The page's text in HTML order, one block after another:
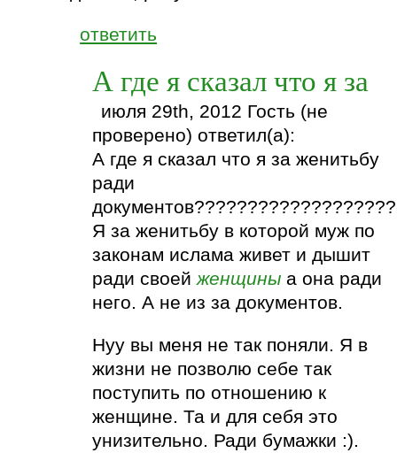
ответить
А где я сказал что я за
июля 29th, 2012 Гость (не
проверено) ответил(а):
А где я сказал что я за женитьбу
ради
Я за женитьбу в которой муж по
законам ислама живет и дышит
ради своейженщины а она ради
него. А не из за документов.
Нуу вы меня не так поняли. Я в
жизни не позволю себе так
поступить по отношению к
женщине. Та и для себя это
унизительно. Ради бумажки :).